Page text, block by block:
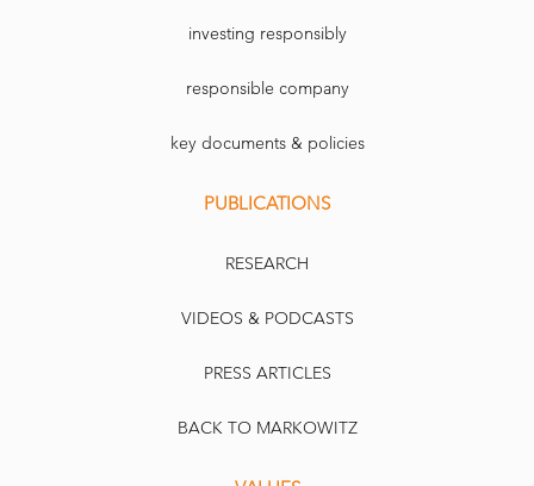
investing responsibly
responsible company
key documents & policies
PUBLICATIONS
RESEARCH
VIDEOS & PODCASTS
PRESS ARTICLES
BACK TO MARKOWITZ